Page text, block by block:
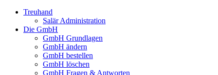
Treuhand
Salär Administration
Die GmbH
GmbH Grundlagen
GmbH ändern
GmbH bestellen
GmbH löschen
GmbH Fragen & Antworten